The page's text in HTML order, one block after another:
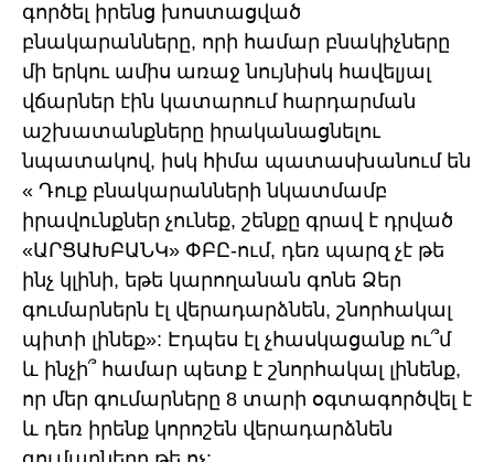
գործել իրենց խոստացված
բնակարանները, որի համար բնակիչները
մի երկու ամիս առաջ նույնիսկ հավելյալ
վճարներ էին կատարում հարդարման
աշխատանքները իրականացնելու
նպատակով, իսկ հիմա պատասխանում են
« Դուք բնակարանների նկատմամբ
իրավունքներ չունեք, շենքը գրավ է դրված
«ԱՐՑԱԽԲԱՆԿ» ՓԲԸ-ում, դեռ պարզ չէ թե
ինչ կլինի, եթե կարողանան գոնե Ձեր
գումարներն էլ վերադարձնեն, շնորհակալ
պիտի լինեք»: Էդպես էլ չհասկացանք ու՞մ
և ինչի՞ համար պետք է շնորհակալ լինենք,
որ մեր գումարները 8 տարի օգտագործվել է
և դեռ իրենք կորոշեն վերադարձնեն